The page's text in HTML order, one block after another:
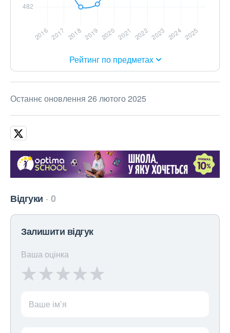
Рейтинг по предметах
Останнє оновлення 26 лютого 2025
Відгуки 0
Залишити відгук
Ваша оцінка
Ваше ім’я